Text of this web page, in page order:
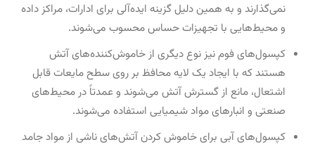
نمی‌گذارند و به همین دلیل گزینه ایده‌آلی برای ادارات، مراکز داده
و محیط‌هایی با تجهیزات حساس محسوب می‌شوند.
کپسول‌های فوم نیز نوع دیگری از خاموش‌کننده‌های آتش
هستند که با ایجاد یک لایه محافظ بر روی سطح مایعات قابل
اشتعال، مانع از گسترش آتش می‌شوند و عمدتاً در محیط‌های
صنعتی و انبارهای مواد شیمیایی استفاده می‌شوند.
کپسول‌های آبی برای خاموش کردن آتش‌های ناشی از مواد جامد